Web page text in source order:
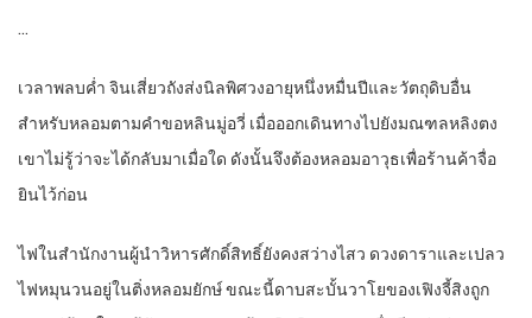
…
เวลาพลบค่ำ จินเสี่ยวถังส่งนิลพิศวงอายุหนึ่งหมื่นปีและวัตถุดิบอื่น
สำหรับหลอมตามคำขอหลินมู่อวี่ เมื่อออกเดินทางไปยังมณฑลหลิงตง
เขาไม่รู้ว่าจะได้กลับมาเมื่อใด ดังนั้นจึงต้องหลอมอาวุธเพื่อร้านค้าจื่อ
ยินไว้ก่อน
ไฟในสำนักงานผู้นำวิหารศักดิ์สิทธิ์ยังคงสว่างไสว ดวงดาราและเปลว
ไฟหมุนวนอยู่ในติ่งหลอมยักษ์ ขณะนี้ดาบสะบั้นวาโยของเฟิงจี้สิงถูก